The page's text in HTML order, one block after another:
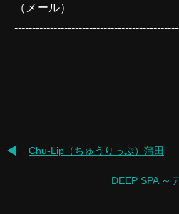
（ メール）
Chu-Lip（ちゅうりっぷ）蒲田
DEEP SPA ～